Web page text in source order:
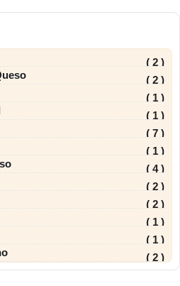
( 2 )
( 2 )
( 1 )
( 1 )
( 7 )
( 1 )
( 4 )
( 2 )
( 2 )
( 1 )
( 1 )
( 2 )